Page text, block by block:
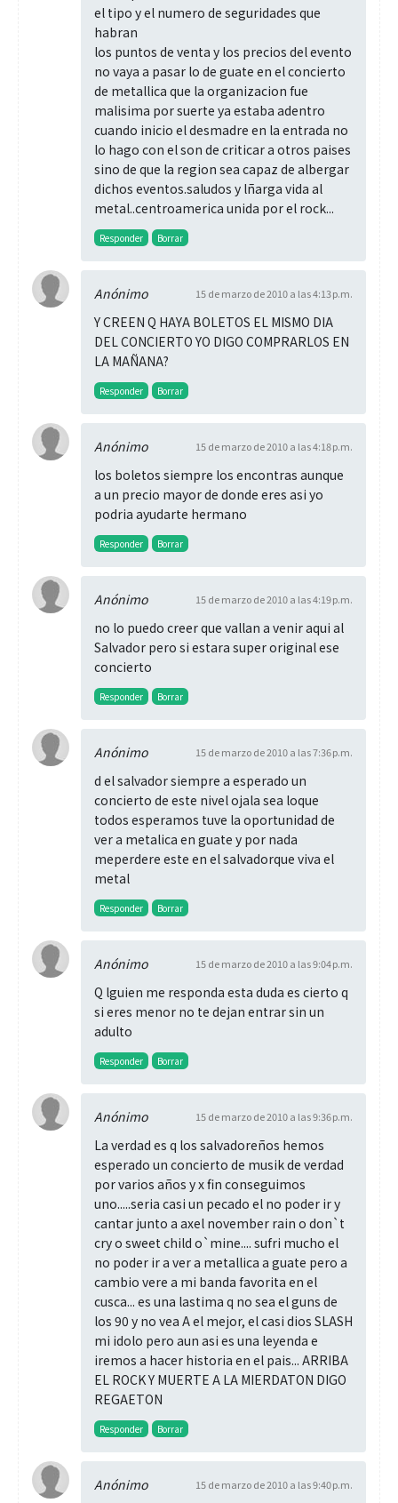
el tipo y el numero de seguridades que
habran
los puntos de venta y los precios del evento
no vaya a pasar lo de guate en el concierto
de metallica que la organizacion fue
malisima por suerte ya estaba adentro
cuando inicio el desmadre en la entrada no
lo hago con el son de criticar a otros paises
sino de que la region sea capaz de albergar
dichos eventos.saludos y lñarga vida al
metal..centroamerica unida por el rock...
Responder Borrar
Anónimo 15 de marzo de 2010 a las 4:13 p.m.
Y CREEN Q HAYA BOLETOS EL MISMO DIA
DEL CONCIERTO YO DIGO COMPRARLOS EN
LA MAÑANA?
Responder Borrar
Anónimo 15 de marzo de 2010 a las 4:18 p.m.
los boletos siempre los encontras aunque
a un precio mayor de donde eres asi yo
podria ayudarte hermano
Responder Borrar
Anónimo 15 de marzo de 2010 a las 4:19 p.m.
no lo puedo creer que vallan a venir aqui al
Salvador pero si estara super original ese
concierto
Responder Borrar
Anónimo 15 de marzo de 2010 a las 7:36 p.m.
d el salvador siempre a esperado un
concierto de este nivel ojala sea loque
todos esperamos tuve la oportunidad de
ver a metalica en guate y por nada
meperdere este en el salvadorque viva el
metal
Responder Borrar
Anónimo 15 de marzo de 2010 a las 9:04 p.m.
Q lguien me responda esta duda es cierto q
si eres menor no te dejan entrar sin un
adulto
Responder Borrar
Anónimo 15 de marzo de 2010 a las 9:36 p.m.
La verdad es q los salvadoreños hemos
esperado un concierto de musik de verdad
por varios años y x fin conseguimos
uno.....seria casi un pecado el no poder ir y
cantar junto a axel november rain o don`t
cry o sweet child o`mine.... sufri mucho el
no poder ir a ver a metallica a guate pero a
cambio vere a mi banda favorita en el
cusca... es una lastima q no sea el guns de
los 90 y no vea A el mejor, el casi dios SLASH
mi idolo pero aun asi es una leyenda e
iremos a hacer historia en el pais... ARRIBA
EL ROCK Y MUERTE A LA MIERDATON DIGO
REGAETON
Responder Borrar
Anónimo 15 de marzo de 2010 a las 9:40 p.m.